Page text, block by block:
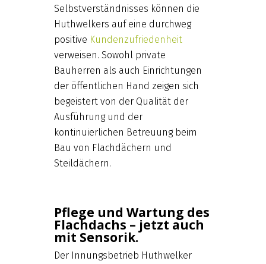
Selbstverständnisses können die
Huthwelkers auf eine durchweg
positive Kundenzufriedenheit
verweisen. Sowohl private
Bauherren als auch Einrichtungen
der öffentlichen Hand zeigen sich
begeistert von der Qualität der
Ausführung und der
kontinuierlichen Betreuung beim
Bau von Flachdächern und
Steildächern.
Pflege und Wartung des
Flachdachs – jetzt auch
mit Sensorik.
Der Innungsbetrieb Huthwelker